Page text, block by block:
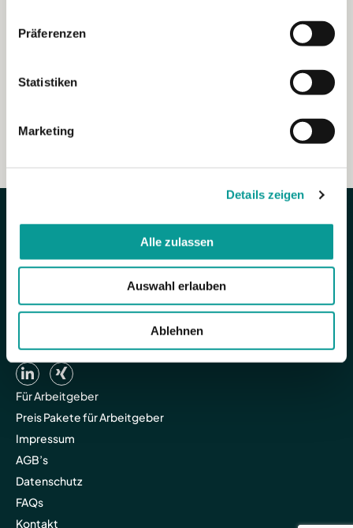
Präferenzen
Statistiken
Marketing
Details zeigen
Alle zulassen
Auswahl erlauben
Ablehnen
Active Sourcing vs. Passive Sourcing: Was
wirklich funktioniert und wie Sie beides
Recruiting wird oft als Entweder-oder diskutiert: aktiv
Für Arbeitgeber
Preis Pakete für Arbeitgeber
Impressum
AGB’s
Datenschutz
FAQs
Kontakt